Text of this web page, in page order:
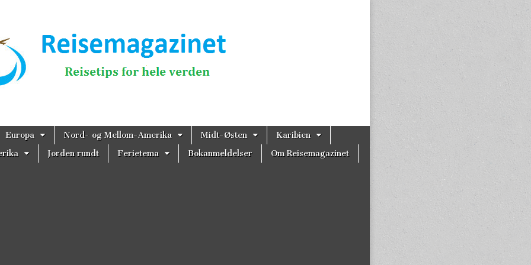
Europa Nord- og Mellom-Amerika Midt-Østen
Karibien
Jorden rundt Ferietema Bokanmeldelser Om Reisemagazinet